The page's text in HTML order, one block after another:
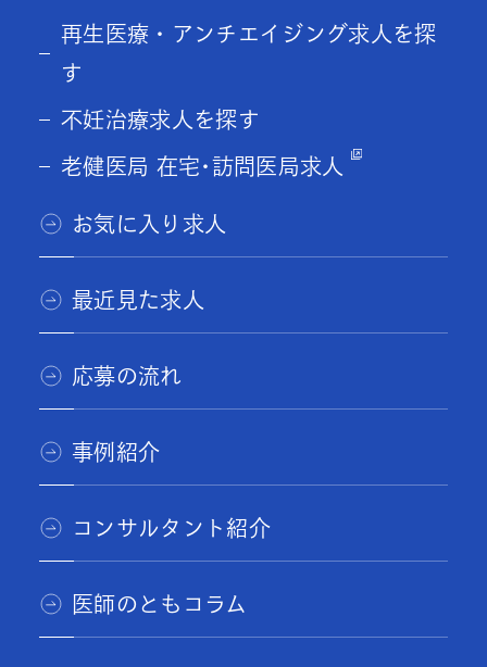
再生医療・アンチエイジング求人を探
す
不妊治療求人を探す
老健医局 在宅･訪問医局求人
お気に入り求人
最近見た求人
応募の流れ
事例紹介
コンサルタント紹介
医師のともコラム